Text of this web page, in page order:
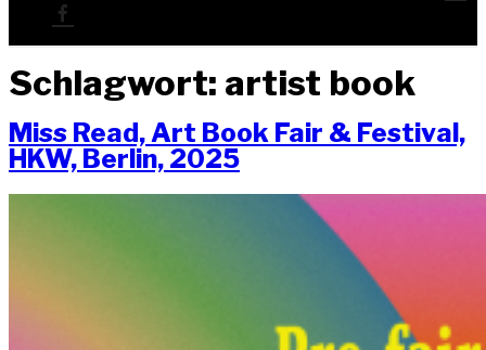
Schlagwort: artist book
Miss Read, Art Book Fair & Fes­ti­val,
HKW, Ber­lin, 2025